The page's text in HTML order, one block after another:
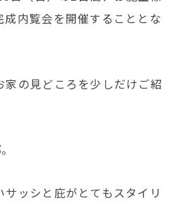
成内覧会を開催することとな
家の見どころを少しだけご紹
ッシと庇がとてもスタイリ